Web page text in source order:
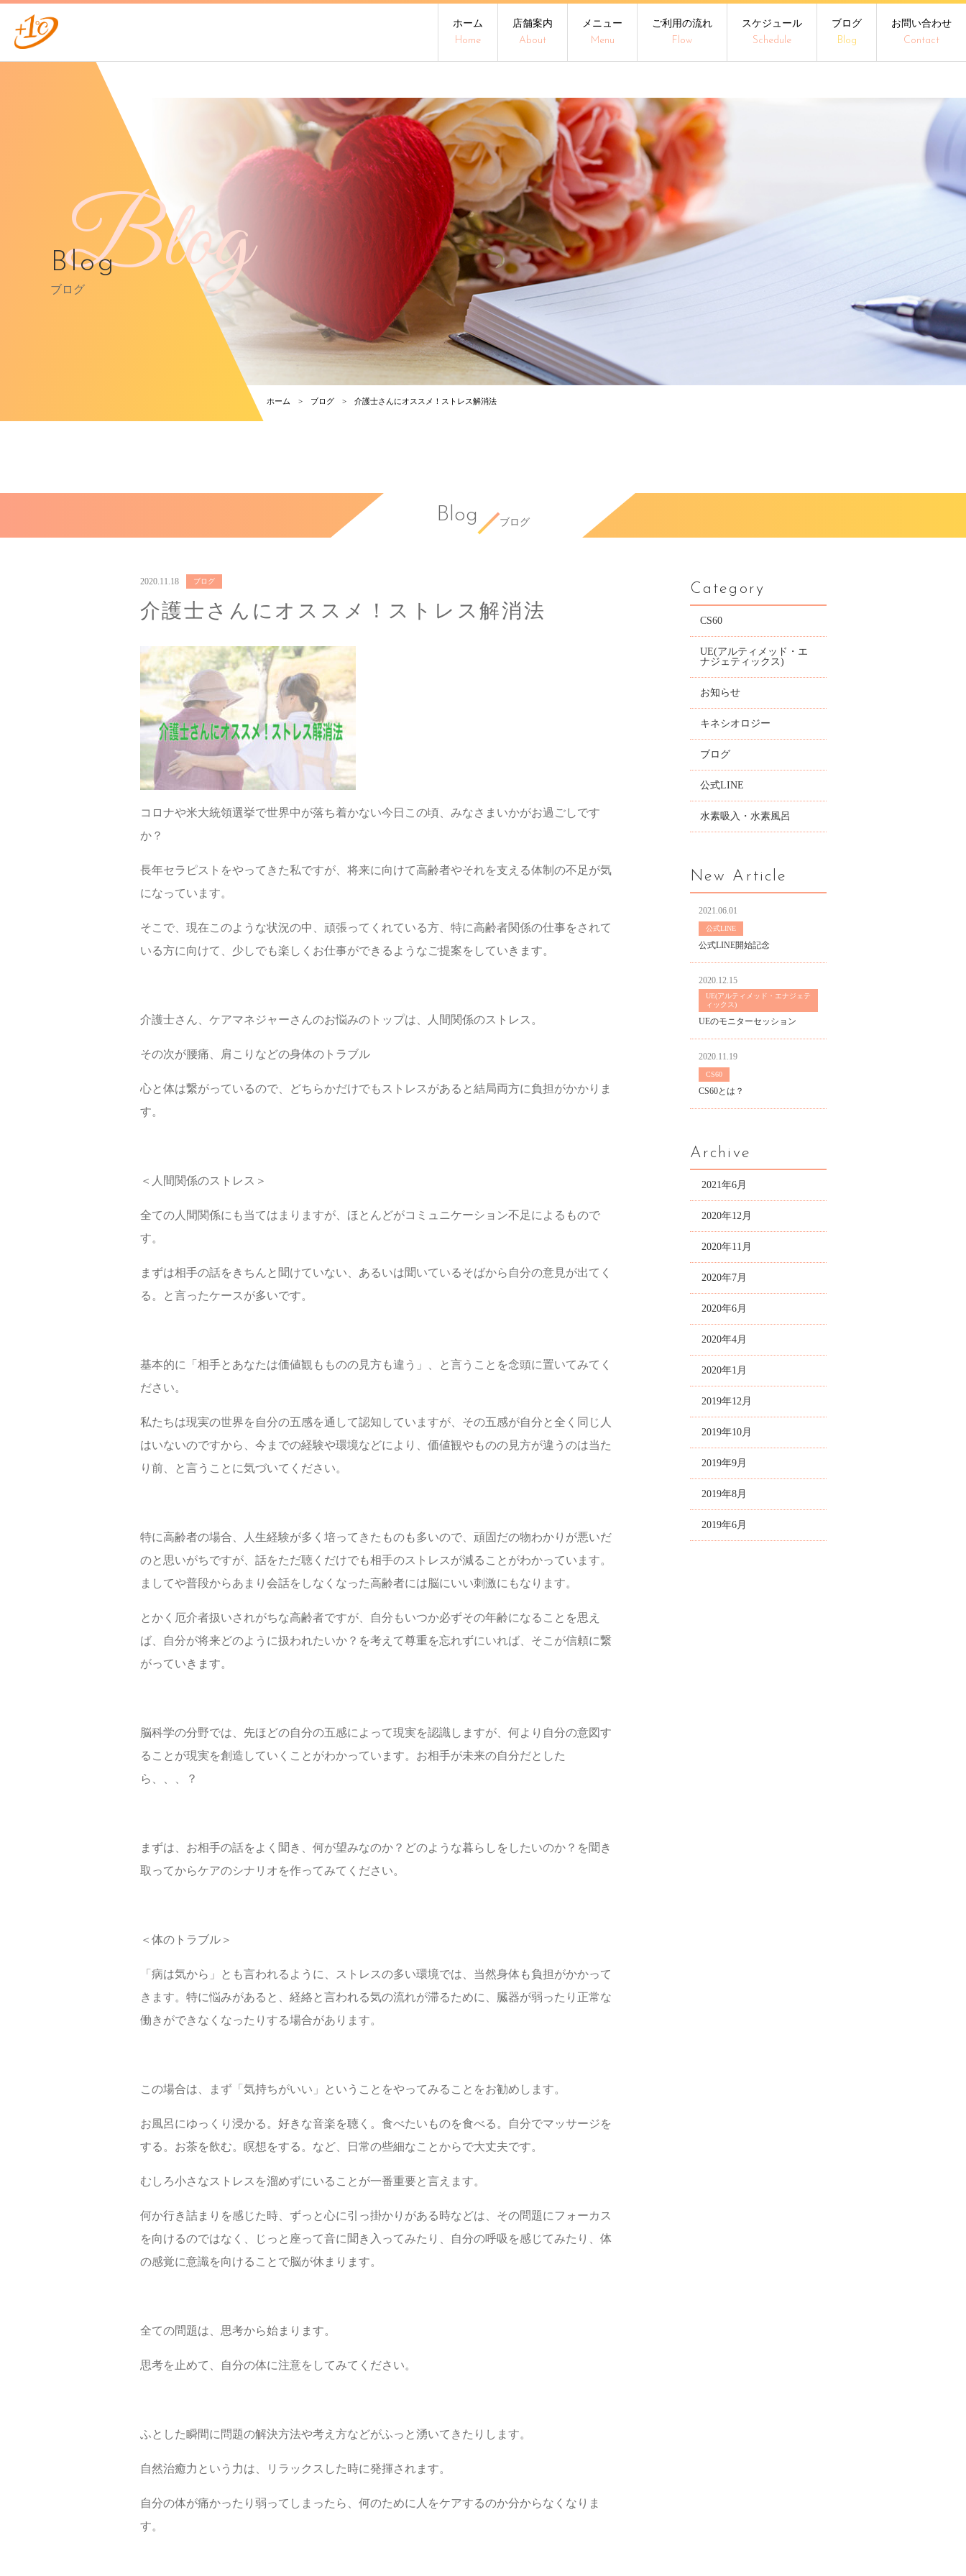
ホーム
Home
店舗案内
About
メニュー
Menu
ご利用の流れ
Flow
スケジュール
Schedule
ブログ
Blog
お問い合わせ
Contact
Blog
Blog
ブログ
ホーム ブログ 介護士さんにオススメ！ストレス解消法
Blog ブログ
2020.11.18 ブログ
介護士さんにオススメ！ストレス解消法
コロナや米大統領選挙で世界中が落ち着かない今日この頃、みなさまいかがお過ごしです
か？
長年セラピストをやってきた私ですが、将来に向けて高齢者やそれを支える体制の不足が気
になっています。
そこで、現在このような状況の中、頑張ってくれている方、特に高齢者関係の仕事をされて
いる方に向けて、少しでも楽しくお仕事ができるようなご提案をしていきます。
介護士さん、ケアマネジャーさんのお悩みのトップは、人間関係のストレス。
その次が腰痛、肩こりなどの身体のトラブル
心と体は繋がっているので、どちらかだけでもストレスがあると結局両方に負担がかかりま
す。
＜人間関係のストレス＞
全ての人間関係にも当てはまりますが、ほとんどがコミュニケーション不足によるもので
す。
まずは相手の話をきちんと聞けていない、あるいは聞いているそばから自分の意見が出てく
る。と言ったケースが多いです。
基本的に「相手とあなたは価値観もものの見方も違う」、と言うことを念頭に置いてみてく
ださい。
私たちは現実の世界を自分の五感を通して認知していますが、その五感が自分と全く同じ人
はいないのですから、今までの経験や環境などにより、価値観やものの見方が違うのは当た
り前、と言うことに気づいてください。
特に高齢者の場合、人生経験が多く培ってきたものも多いので、頑固だの物わかりが悪いだ
のと思いがちですが、話をただ聴くだけでも相手のストレスが減ることがわかっています。
ましてや普段からあまり会話をしなくなった高齢者には脳にいい刺激にもなります。
とかく厄介者扱いされがちな高齢者ですが、自分もいつか必ずその年齢になることを思え
ば、自分が将来どのように扱われたいか？を考えて尊重を忘れずにいれば、そこが信頼に繋
がっていきます。
脳科学の分野では、先ほどの自分の五感によって現実を認識しますが、何より自分の意図す
ることが現実を創造していくことがわかっています。お相手が未来の自分だとした
ら、、、？
まずは、お相手の話をよく聞き、何が望みなのか？どのような暮らしをしたいのか？を聞き
取ってからケアのシナリオを作ってみてください。
＜体のトラブル＞
「病は気から」とも言われるように、ストレスの多い環境では、当然身体も負担がかかって
きます。特に悩みがあると、経絡と言われる気の流れが滞るために、臓器が弱ったり正常な
働きができなくなったりする場合があります。
この場合は、まず「気持ちがいい」ということをやってみることをお勧めします。
お風呂にゆっくり浸かる。好きな音楽を聴く。食べたいものを食べる。自分でマッサージを
する。お茶を飲む。瞑想をする。など、日常の些細なことからで大丈夫です。
むしろ小さなストレスを溜めずにいることが一番重要と言えます。
何か行き詰まりを感じた時、ずっと心に引っ掛かりがある時などは、その問題にフォーカス
を向けるのではなく、じっと座って音に聞き入ってみたり、自分の呼吸を感じてみたり、体
の感覚に意識を向けることで脳が休まります。
全ての問題は、思考から始まります。
思考を止めて、自分の体に注意をしてみてください。
ふとした瞬間に問題の解決方法や考え方などがふっと湧いてきたりします。
自然治癒力という力は、リラックスした時に発揮されます。
自分の体が痛かったり弱ってしまったら、何のために人をケアするのか分からなくなりま
す。
Category
CS60
UE(アルティメッド・エ
ナジェティックス)
お知らせ
キネシオロジー
ブログ
公式LINE
水素吸入・水素風呂
New Article
2021.06.01
公式LINE
公式LINE開始記念
2020.12.15
UE(アルティメッド・エナジェテ
ィックス)
UEのモニターセッション
2020.11.19
CS60
CS60とは？
Archive
2021年6月
2020年12月
2020年11月
2020年7月
2020年6月
2020年4月
2020年1月
2019年12月
2019年10月
2019年9月
2019年8月
2019年6月